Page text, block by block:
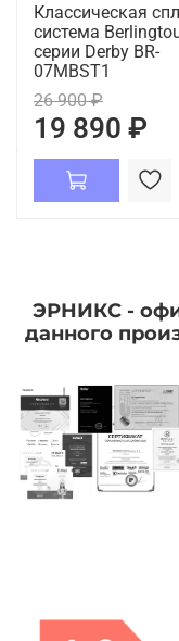
Классическая
система
серии Derby BR-
07MBST1
26 900 ₽
19 890 ₽
ЭРНИКС -
данного